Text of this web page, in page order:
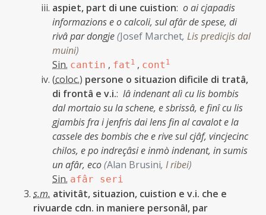
aspiet, part di une cuistion: o ai cjapadis
informazions e o calcoli, sul afâr de spese, di
rivâ par dongje(Josef Marchet, Lis predicjis dal
muini)
Sin. cantin , fat 1 , cont 1
(coloc.) persone o situazion dificile di tratâ,
di frontâ e v.i.: lâ indenant alì cu lis bombis
dal mortaio su la schene, e sbrissâ, e finî cu lis
gjambis fra i jenfris dai lens fin al cavalot e la
cassele des bombis che e rive sul cjâf, vincjecinc
chilos, e po indreçâsi e inmò indenant, in sumis
un afâr, eco(Alan Brusini, I ribei)
Sin. afâr seri
s.m. ativitât, situazion, cuistion e v.i. che e
rivuarde cdn. in maniere personâl, par